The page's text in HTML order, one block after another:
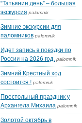
“Татьянин день” – большая
экскурсия palomnik
Зимние экскурсии для
паломников palomnik
Идет запись в поездки по
России на 2026 год. palomnik
Зимний Крестный ход
состоится ! palomnik
Престольный праздник у
Архангела Михаила palomnik
Золотой октябрь в